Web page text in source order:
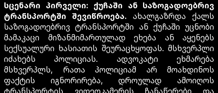
სცენარი პირველი: ქუჩაში ან საზოგადოებრივ
ტრანსპორტში შევიწროება. ახალგაზრდა ქალს
საზოგადოებრივ ტრანსპორტში ან ქუჩაში უცნობი
მამაკაცი მიზანმიმართულად ეხება ან აყენებს
სექსუალური ხასიათის შეურაცხყოფას. მსხვერპლი
იძახებს პოლიციას. ადვოკატი ეხმარება
მსხვერპლს, რათა პოლიციამ არ მოახდინოს
ფაქტის იგნორირება, დროულად ამოიღოს